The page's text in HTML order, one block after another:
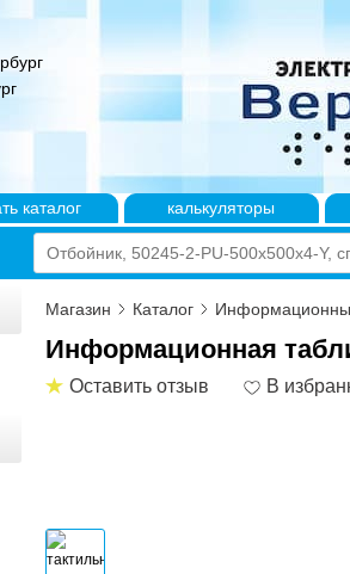
каталог калькуляторы
Магазин Каталог
Информационная
Оставить отзыв